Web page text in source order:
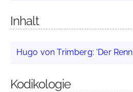
Inhalt
Hugo von Trimberg: 'Der
Kodikologie